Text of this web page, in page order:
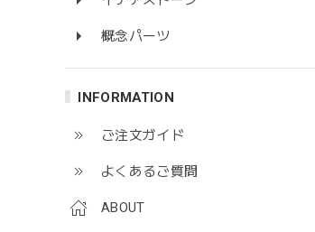
概念パーツ
INFORMATION
ご注文ガイド
よくあるご質問
ABOUT